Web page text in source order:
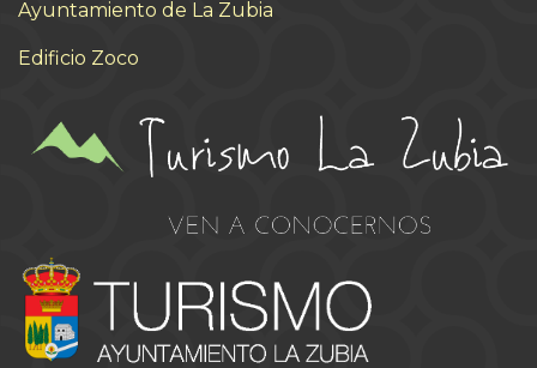
Ayuntamiento de La Zubia
Edificio Zoco